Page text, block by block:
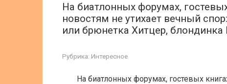
На биатлонных форумах,
новостям не утихает вечный
или брюнетка Хитцер,
Рубрика: Интересное
На биатлонных форумах, гостевых